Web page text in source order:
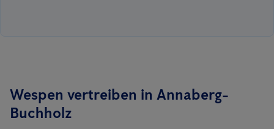
Wespen vertreiben in Annaberg-
Buchholz